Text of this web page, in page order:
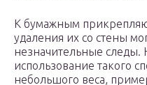
К бумажным
удаления их со стены
незначительные следы.
использование такого
небольшого веса,